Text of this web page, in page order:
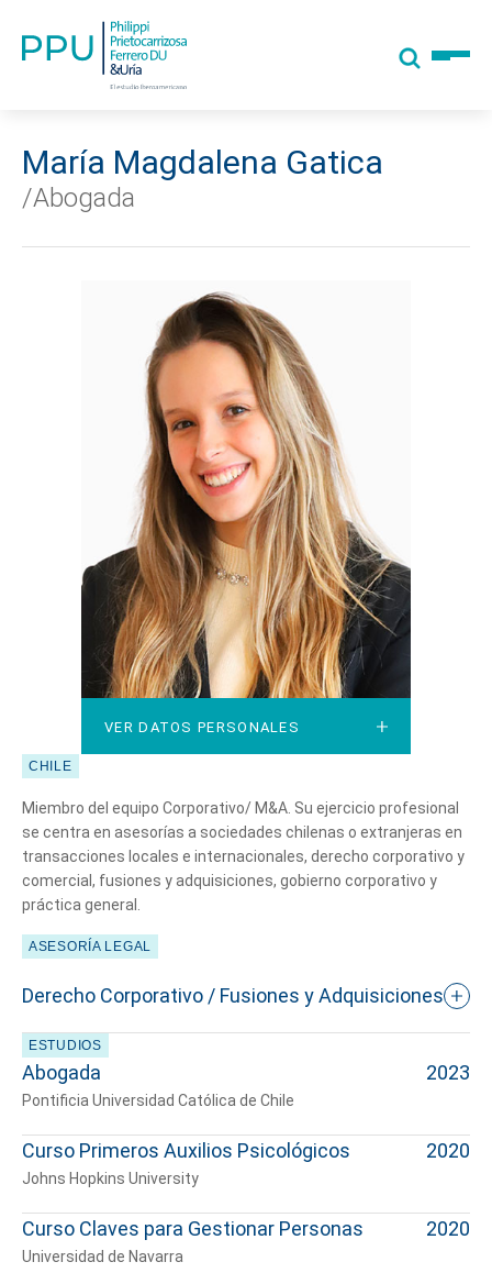
María Magdalena Gatica
/Abogada
VER DATOS PERSONALES
VER DATOS PERSONALES
CHILE
Miembro del equipo Corporativo/ M&A. Su ejercicio profesional
se centra en asesorías a sociedades chilenas o extranjeras en
transacciones locales e internacionales, derecho corporativo y
comercial, fusiones y adquisiciones, gobierno corporativo y
práctica general.
ASESORÍA LEGAL
Derecho Corporativo / Fusiones y Adquisiciones
ESTUDIOS
Abogada
Pontificia Universidad Católica de Chile
2023
Curso Primeros Auxilios Psicológicos
Johns Hopkins University
2020
Curso Claves para Gestionar Personas
Universidad de Navarra
2020